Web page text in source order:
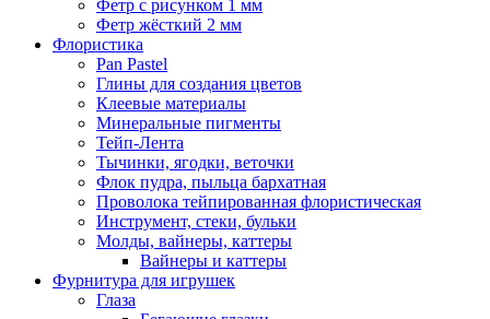
Фетр с рисунком 1 мм
Фетр жёсткий 2 мм
Флористика
Pan Pastel
Глины для создания цветов
Клеевые материалы
Минеральные пигменты
Тейп-Лента
Тычинки, ягодки, веточки
Флок пудра, пыльца бархатная
Проволока тейпированная флористическая
Инструмент, стеки, бульки
Молды, вайнеры, каттеры
Вайнеры и каттеры
Фурнитура для игрушек
Глаза